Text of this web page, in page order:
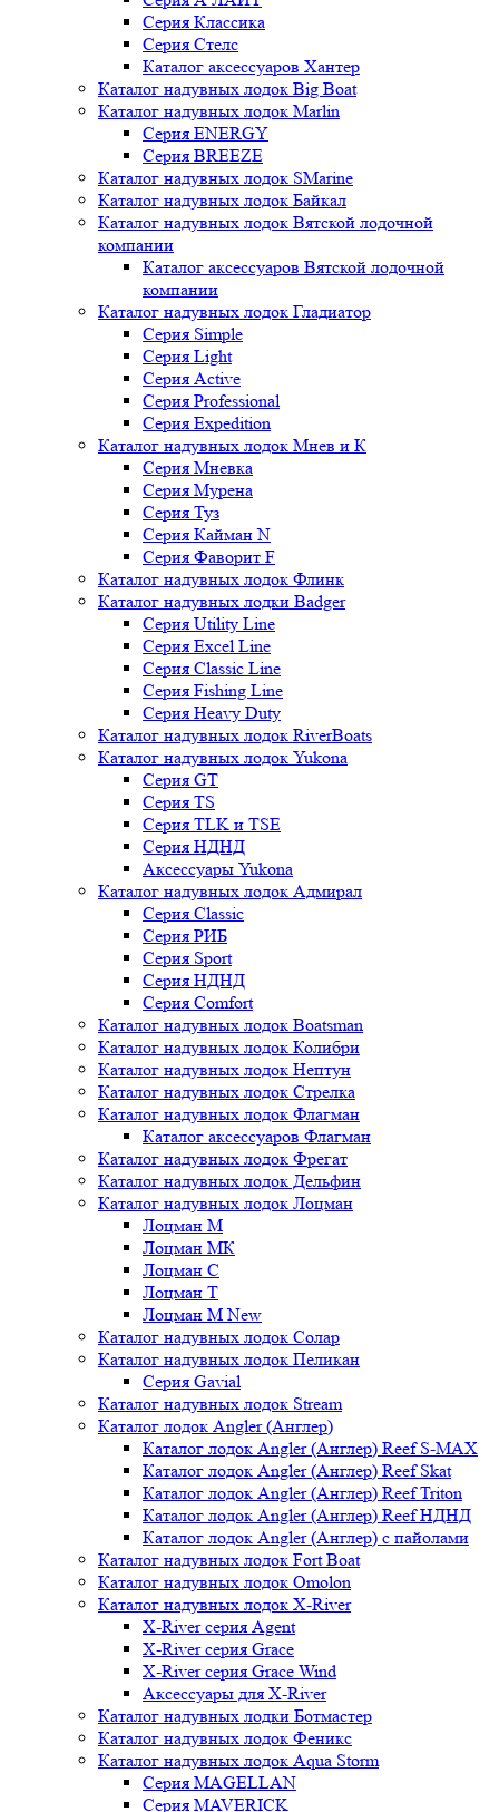
Серия Классика
Серия Стелс
Каталог аксессуаров Хантер
Каталог надувных лодок Big Boat
Каталог надувных лодок Marlin
Серия ENERGY
Серия BREEZE
Каталог надувных лодок SMarine
Каталог надувных лодок Байкал
Каталог надувных лодок Вятской лодочной
компании
Каталог аксессуаров Вятской лодочной
компании
Каталог надувных лодок Гладиатор
Серия Simple
Серия Light
Серия Active
Серия Professional
Серия Expedition
Каталог надувных лодок Мнев и К
Серия Мневка
Серия Мурена
Серия Туз
Серия Кайман N
Серия Фаворит F
Каталог надувных лодок Флинк
Каталог надувных лодки Badger
Серия Utility Line
Серия Excel Line
Серия Classic Line
Серия Fishing Line
Серия Heavy Duty
Каталог надувных лодок RiverBoats
Каталог надувных лодок Yukona
Серия GT
Серия TS
Серия TLK и TSE
Серия НДНД
Аксессуары Yukona
Каталог надувных лодок Адмирал
Серия Classic
Серия РИБ
Серия Sport
Серия НДНД
Серия Comfort
Каталог надувных лодок Boatsman
Каталог надувных лодок Колибри
Каталог надувных лодок Нептун
Каталог надувных лодок Стрелка
Каталог надувных лодок Флагман
Каталог аксессуаров Флагман
Каталог надувных лодок Фрегат
Каталог надувных лодок Дельфин
Каталог надувных лодок Лоцман
Лоцман М
Лоцман МК
Лоцман С
Лоцман Т
Лоцман М New
Каталог надувных лодок Солар
Каталог надувных лодок Пеликан
Серия Gavial
Каталог надувных лодок Stream
Каталог лодок Angler (Англер)
Каталог лодок Angler (Англер) Reef S-MAX
Каталог лодок Angler (Англер) Reef Skat
Каталог лодок Angler (Англер) Reef Triton
Каталог лодок Angler (Англер) Reef НДНД
Каталог лодок Angler (Англер) с пайолами
Каталог надувных лодок Fort Boat
Каталог надувных лодок Omolon
Каталог надувных лодок X-River
X-River серия Agent
X-River серия Grace
X-River серия Grace Wind
Аксессуары для X-River
Каталог надувных лодки Ботмастер
Каталог надувных лодок Феникc
Каталог надувных лодок Aqua Storm
Серия MAGELLAN
Серия MAVERICK